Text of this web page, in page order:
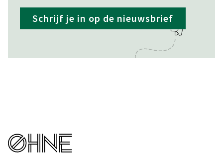
Schrijf je in op de nieuwsbrief